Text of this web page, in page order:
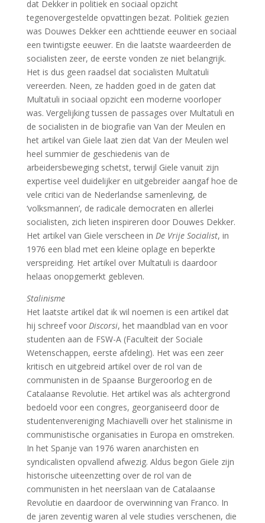
dat Dekker in politiek en sociaal opzicht
tegenovergestelde opvattingen bezat. Politiek gezien
was Douwes Dekker een achttiende eeuwer en sociaal
een twintigste eeuwer. En die laatste waardeerden de
socialisten zeer, de eerste vonden ze niet belangrijk.
Het is dus geen raadsel dat socialisten Multatuli
vereerden. Neen, ze hadden goed in de gaten dat
Multatuli in sociaal opzicht een moderne voorloper
was. Vergelijking tussen de passages over Multatuli en
de socialisten in de biografie van Van der Meulen en
het artikel van Giele laat zien dat Van der Meulen wel
heel summier de geschiedenis van de
arbeidersbeweging schetst, terwijl Giele vanuit zijn
expertise veel duidelijker en uitgebreider aangaf hoe de
vele critici van de Nederlandse samenleving, de
‘volksmannen’, de radicale democraten en allerlei
socialisten, zich lieten inspireren door Douwes Dekker.
Het artikel van Giele verscheen in De Vrije Socialist, in
1976 een blad met een kleine oplage en beperkte
verspreiding. Het artikel over Multatuli is daardoor
helaas onopgemerkt gebleven.
Stalinisme
Het laatste artikel dat ik wil noemen is een artikel dat
hij schreef voor Discorsi, het maandblad van en voor
studenten aan de FSW-A (Faculteit der Sociale
Wetenschappen, eerste afdeling). Het was een zeer
kritisch en uitgebreid artikel over de rol van de
communisten in de Spaanse Burgeroorlog en de
Catalaanse Revolutie. Het artikel was als achtergrond
bedoeld voor een congres, georganiseerd door de
studentenvereniging Machiavelli over het stalinisme in
communistische organisaties in Europa en omstreken.
In het Spanje van 1976 waren anarchisten en
syndicalisten opvallend afwezig. Aldus begon Giele zijn
historische uiteenzetting over de rol van de
communisten in het neerslaan van de Catalaanse
Revolutie en daardoor de overwinning van Franco. In
de jaren zeventig waren al vele studies verschenen, die